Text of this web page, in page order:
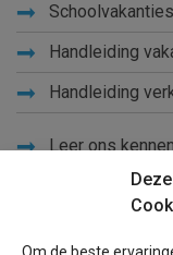
Schoolvakanties
Handleiding
Handleiding
Leer ons